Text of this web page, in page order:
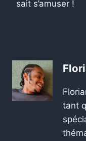
sait s’amuser !
tant